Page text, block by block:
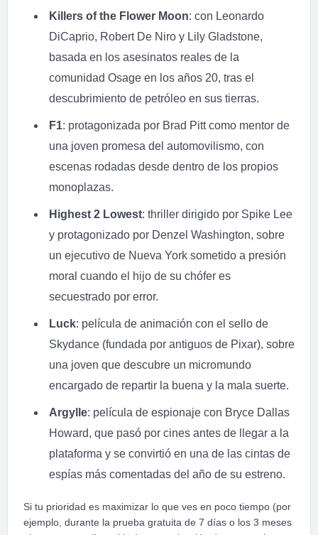
Killers of the Flower Moon: con Leonardo
DiCaprio, Robert De Niro y Lily Gladstone,
basada en los asesinatos reales de la
comunidad Osage en los años 20, tras el
descubrimiento de petróleo en sus tierras.
F1: protagonizada por Brad Pitt como mentor de
una joven promesa del automovilismo, con
escenas rodadas desde dentro de los propios
monoplazas.
Highest 2 Lowest: thriller dirigido por Spike Lee
y protagonizado por Denzel Washington, sobre
un ejecutivo de Nueva York sometido a presión
moral cuando el hijo de su chófer es
secuestrado por error.
Luck: película de animación con el sello de
Skydance (fundada por antiguos de Pixar), sobre
una joven que descubre un micromundo
encargado de repartir la buena y la mala suerte.
Argylle: película de espionaje con Bryce Dallas
Howard, que pasó por cines antes de llegar a la
plataforma y se convirtió en una de las cintas de
espías más comentadas del año de su estreno.
Si tu prioridad es maximizar lo que ves en poco tiempo (por
ejemplo, durante la prueba gratuita de 7 días o los 3 meses